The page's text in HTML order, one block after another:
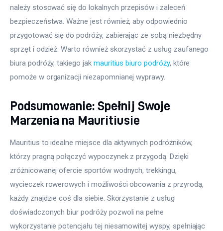
należy stosować się do lokalnych przepisów i zaleceń
bezpieczeństwa. Ważne jest również, aby odpowiednio
przygotować się do podróży, zabierając ze sobą niezbędny
sprzęt i odzież. Warto również skorzystać z usług zaufanego
biura podróży, takiego jak mauritius biuro podróży, które
pomoże w organizacji niezapomnianej wyprawy.
Podsumowanie: Spełnij Swoje
Marzenia na Mauritiusie
Mauritius to idealne miejsce dla aktywnych podróżników,
którzy pragną połączyć wypoczynek z przygodą. Dzięki
zróżnicowanej ofercie sportów wodnych, trekkingu,
wycieczek rowerowych i możliwości obcowania z przyrodą,
każdy znajdzie coś dla siebie. Skorzystanie z usług
doświadczonych biur podróży pozwoli na pełne
wykorzystanie potencjału tej niesamowitej wyspy, spełniając